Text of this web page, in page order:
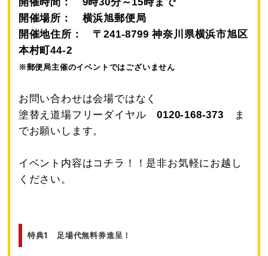
開催場所： 横浜旭郵便局
開催地住所： 〒241-8799 神奈川県横浜市旭区
本村町44-2
※郵便局主催のイベントではございません
お問い合わせは会場ではなく
塗替え道場フリーダイヤル0120-168-373 ま
でお願いします。
イベント内容はコチラ！！是非お気軽にお越し
ください。
特典1 足場代無料券進呈！